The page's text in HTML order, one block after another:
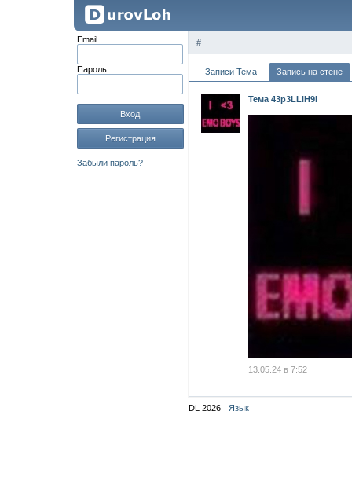
Email
Пароль
Вход
Регистрация
Забыли пароль?
#
Записи Тема Запись на стене
Тема 43p3LLlH9l
13.05.24 в 7:52
DL 2026 Язык